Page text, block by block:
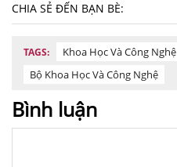
CHIA SẺ ĐẾN BẠN BÈ:
TAGS: Khoa Học Và Công Nghệ
Bộ Khoa Học Và Công Nghệ
Bình luận